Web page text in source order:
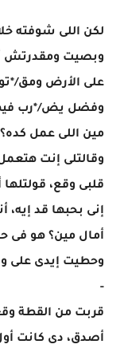
لكن اللى شوفته
وبصيت ومقدرتش
على الأرض ومق/
وفضل يض/*رب
مين اللى عمل
وقالتلى إنت
قلبى وقع، قولتلها
إنى بحبها قد
أمال مين؟ هو فى
وحطيت إيدى على
-
قربت من القطة
أصدق، دى كانت